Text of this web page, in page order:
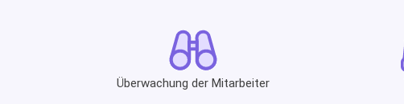
Überwachung der Mitarbeiter